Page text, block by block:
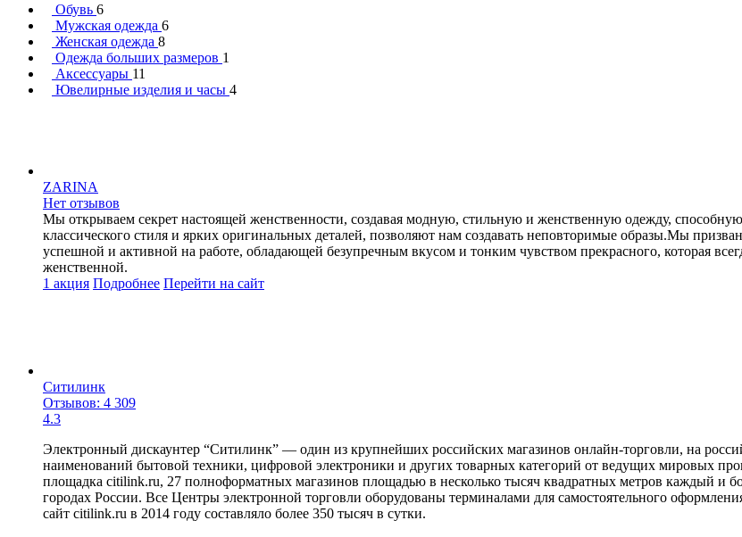
Обувь 6
Мужская одежда 6
Женская одежда 8
Одежда больших размеров 1
Аксессуары 11
Ювелирные изделия и часы 4
ZARINA
Нет отзывов
Мы открываем секрет настоящей женственности, создавая модную, стильную и женственную одежду,
классического стиля и ярких оригинальных деталей, позволяют нам создавать неповторимые образы.Мы
успешной и активной на работе, обладающей безупречным вкусом и тонким чувством прекрасного, которая
женственной.
1 акция Подробнее Перейти на сайт
Ситилинк
Отзывов: 4 309
4.3
Электронный дискаунтер “Ситилинк” — один из крупнейших российских магазинов онлайн-торговли, на
наименований бытовой техники, цифровой электроники и других товарных категорий от ведущих мировых
площадка citilink.ru, 27 полноформатных магазинов площадью в несколько тысяч квадратных метров каждый и
городах России. Все Центры электронной торговли оборудованы терминалами для самостоятельного
сайт citilink.ru в 2014 году составляло более 350 тысяч в сутки.